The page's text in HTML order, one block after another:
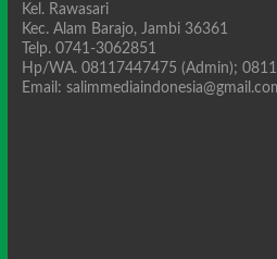
Kel. Rawasari
Kec. Alam Barajo, Jambi 36361
Telp. 0741-3062851
Hp/WA. 08117447475 (Admin);
Email: